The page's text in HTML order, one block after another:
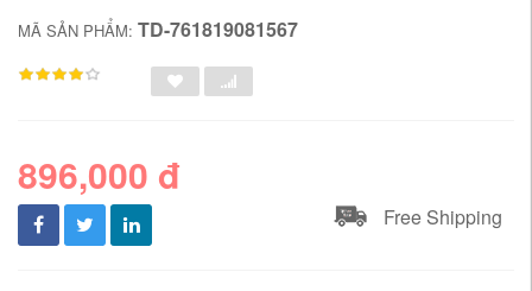
MÃ SẢN PHẨM: TD-761819081567
896,000 đ
Free Shipping